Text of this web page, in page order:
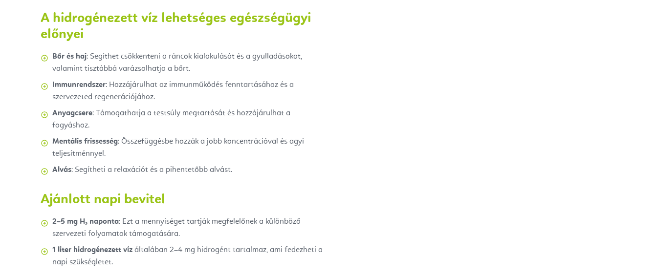
A hidrogénezett víz lehetséges egészségügyi
előnyei
Bőr és haj: Segíthet csökkenteni a ráncok kialakulását és a gyulladásokat,
valamint tisztábbá varázsolhatja a bőrt.
Immunrendszer: Hozzájárulhat az immunműködés fenntartásához és a
szervezeted regenerációjához.
Anyagcsere: Támogathatja a testsúly megtartását és hozzájárulhat a
fogyáshoz.
Mentális frissesség: Összefüggésbe hozzák a jobb koncentrációval és agyi
teljesítménnyel.
Alvás: Segítheti a relaxációt és a pihentetőbb alvást.
Ajánlott napi bevitel
2–5 mg H₂ naponta: Ezt a mennyiséget tartják megfelelőnek a különböző
szervezeti folyamatok támogatására.
1 liter hidrogénezett víz általában 2–4 mg hidrogént tartalmaz, ami fedezheti a
napi szükségletet.